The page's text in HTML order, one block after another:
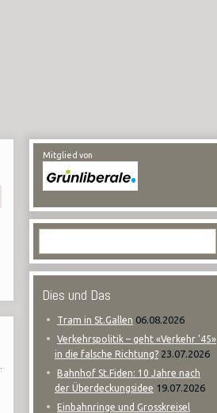
Mitglied von
Dies und Das
Tram in St.Gallen 06.08.2026
Verkehrspolitik – geht «Verkehr '45»
in die falsche Richtung? 23.07.2026
Bahnhof St.Fiden: 10 Jahre nach
der Überdeckungsidee 19.07.2026
Einbahnringe und Grosskreisel